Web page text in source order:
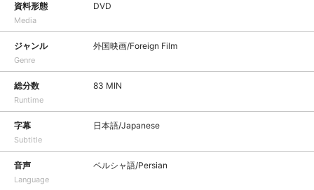
資料形態
Media
DVD
ジャンル
Genre
外国映画/Foreign Film
総分数
Runtime
83 MIN
字幕
Subtitle
日本語/Japanese
音声
Language
ペルシャ語/Persian